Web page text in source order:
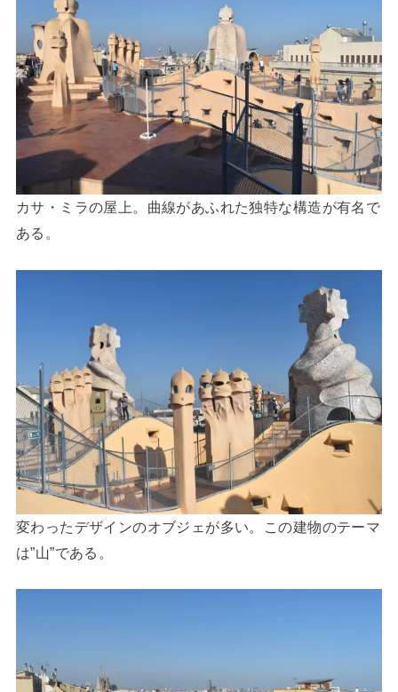
カサ・ミラの屋上。曲線があふれた独特な構造が有名で
ある。
変わったデザインのオブジェが多い。この建物のテーマ
は”山”である。